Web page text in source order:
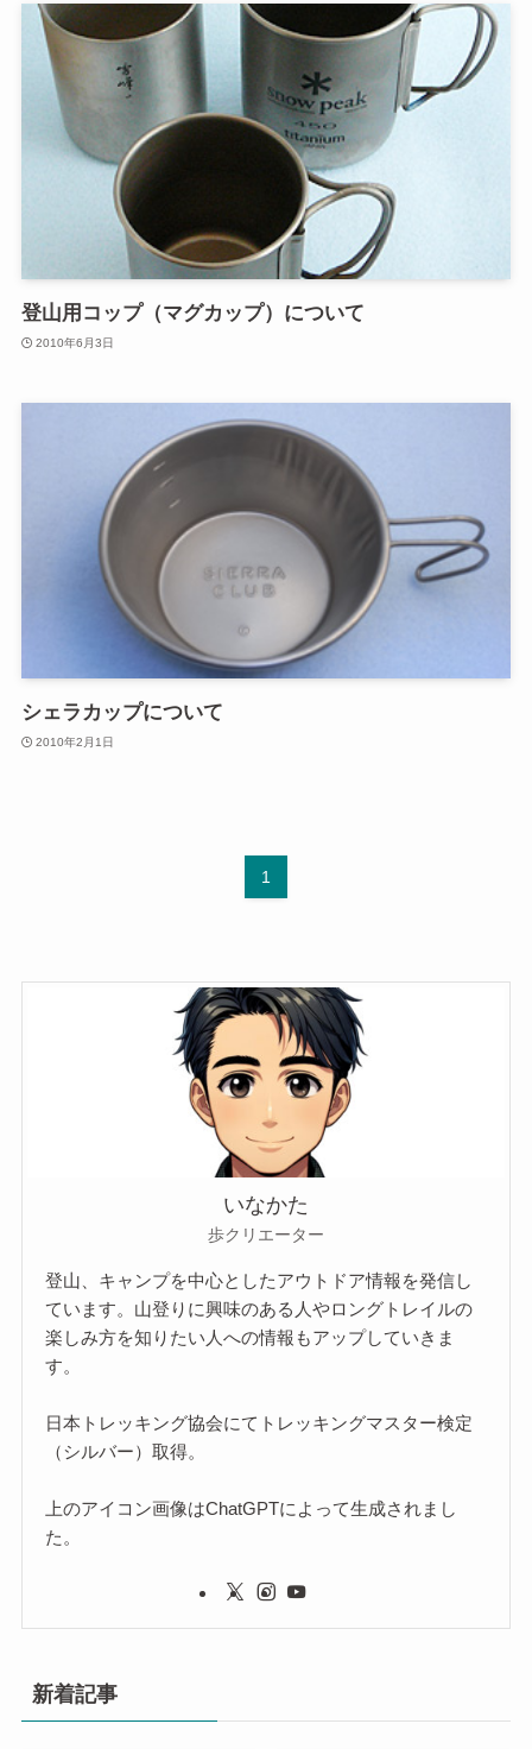
登山用コップ（マグカップ）について
2010年6月3日
シェラカップについて
2010年2月1日
1
いなかた
歩クリエーター
登山、キャンプを中心としたアウトドア情報を発信し
ています。山登りに興味のある人やロングトレイルの
楽しみ方を知りたい人への情報もアップしていきま
す。
日本トレッキング協会にてトレッキングマスター検定
（シルバー）取得。
上のアイコン画像はChatGPTによって生成されまし
た。
新着記事